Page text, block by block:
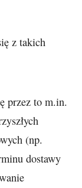
z takich
przez to m.in.
(np.
dostawy